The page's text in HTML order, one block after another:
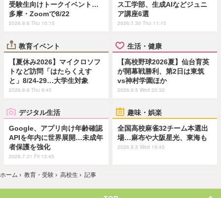
受験生向けトークイベント…
多摩・Zoomで8/22
2026.8.6 Thu 10:15
ス工学部、生成AIなどジュニ
ア講座6選
2026.7.30 Thu 11:15
教育イベント
【夏休み2026】マイクロソフ
トなど訪問「はたらくえす
と」8/24-29…大学生対象
2026.8.6 Thu 9:45
生活・健康
【高校野球2026夏】仙台育英
が開幕戦勝利、第2日は東筑
vs神村学園ほか
2026.8.5 Wed 20:32
デジタル生活
Google、アプリ向け年齢確認
APIを年内に世界展開…未成年
者保護を強化
2026.7.31 Fri 13:45
趣味・娯楽
全国高校麻雀32チーム本選出
場…麻布や大阪星光、東海も
2026.8.5 Wed 19:45
ホーム › 教育・受験 › 高校生 › 記事